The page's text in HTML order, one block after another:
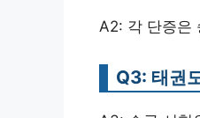
A2: 각 단증은
Q3: 태권